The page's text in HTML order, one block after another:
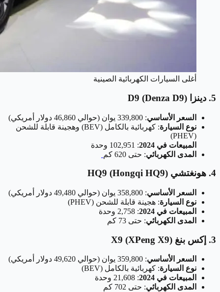
أغلى السيارات الكهربائية الصينية
5. دينزا D9 (Denza D9)
السعر الأساسي: 339,800 يوان (حوالي 46,860 دولار أمريكي)
نوع السيارة
: كهربائية بالكامل (BEV) وهجينة قابلة للشحن
(PHEV)
المبيعات في 2024
: 102,951 وحدة
المدى الكهربائي: حتى 620 كم
4. هونغتشي HQ9 (Hongqi HQ9)
السعر الأساسي: 358,800 يوان (حوالي 49,480 دولار أمريكي)
نوع السيارة: هجينة قابلة للشحن (PHEV)
المبيعات في 2024
: 2,758 وحدة
المدى الكهربائي: حتى 73 كم
3. إكس بنغ X9 (XPeng X9)
السعر الأساسي: 359,800 يوان (حوالي 49,620 دولار أمريكي)
نوع السيارة: كهربائية بالكامل (BEV)
المبيعات في 2024
: 21,608 وحدة
المدى الكهربائي: حتى 702 كم